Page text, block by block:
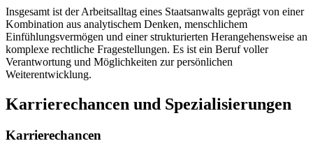
Insgesamt ist der Arbeitsalltag eines Staatsanwalts geprägt von einer
Kombination aus analytischem Denken, menschlichem
Einfühlungsvermögen und einer strukturierten Herangehensweise an
komplexe rechtliche Fragestellungen. Es ist ein Beruf voller
Verantwortung und Möglichkeiten zur persönlichen
Weiterentwicklung.
Karrierechancen und Spezialisierungen
Karrierechancen